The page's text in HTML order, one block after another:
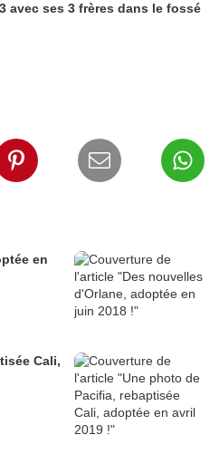
avec ses 3 frères dans le fossé
en
Cali,